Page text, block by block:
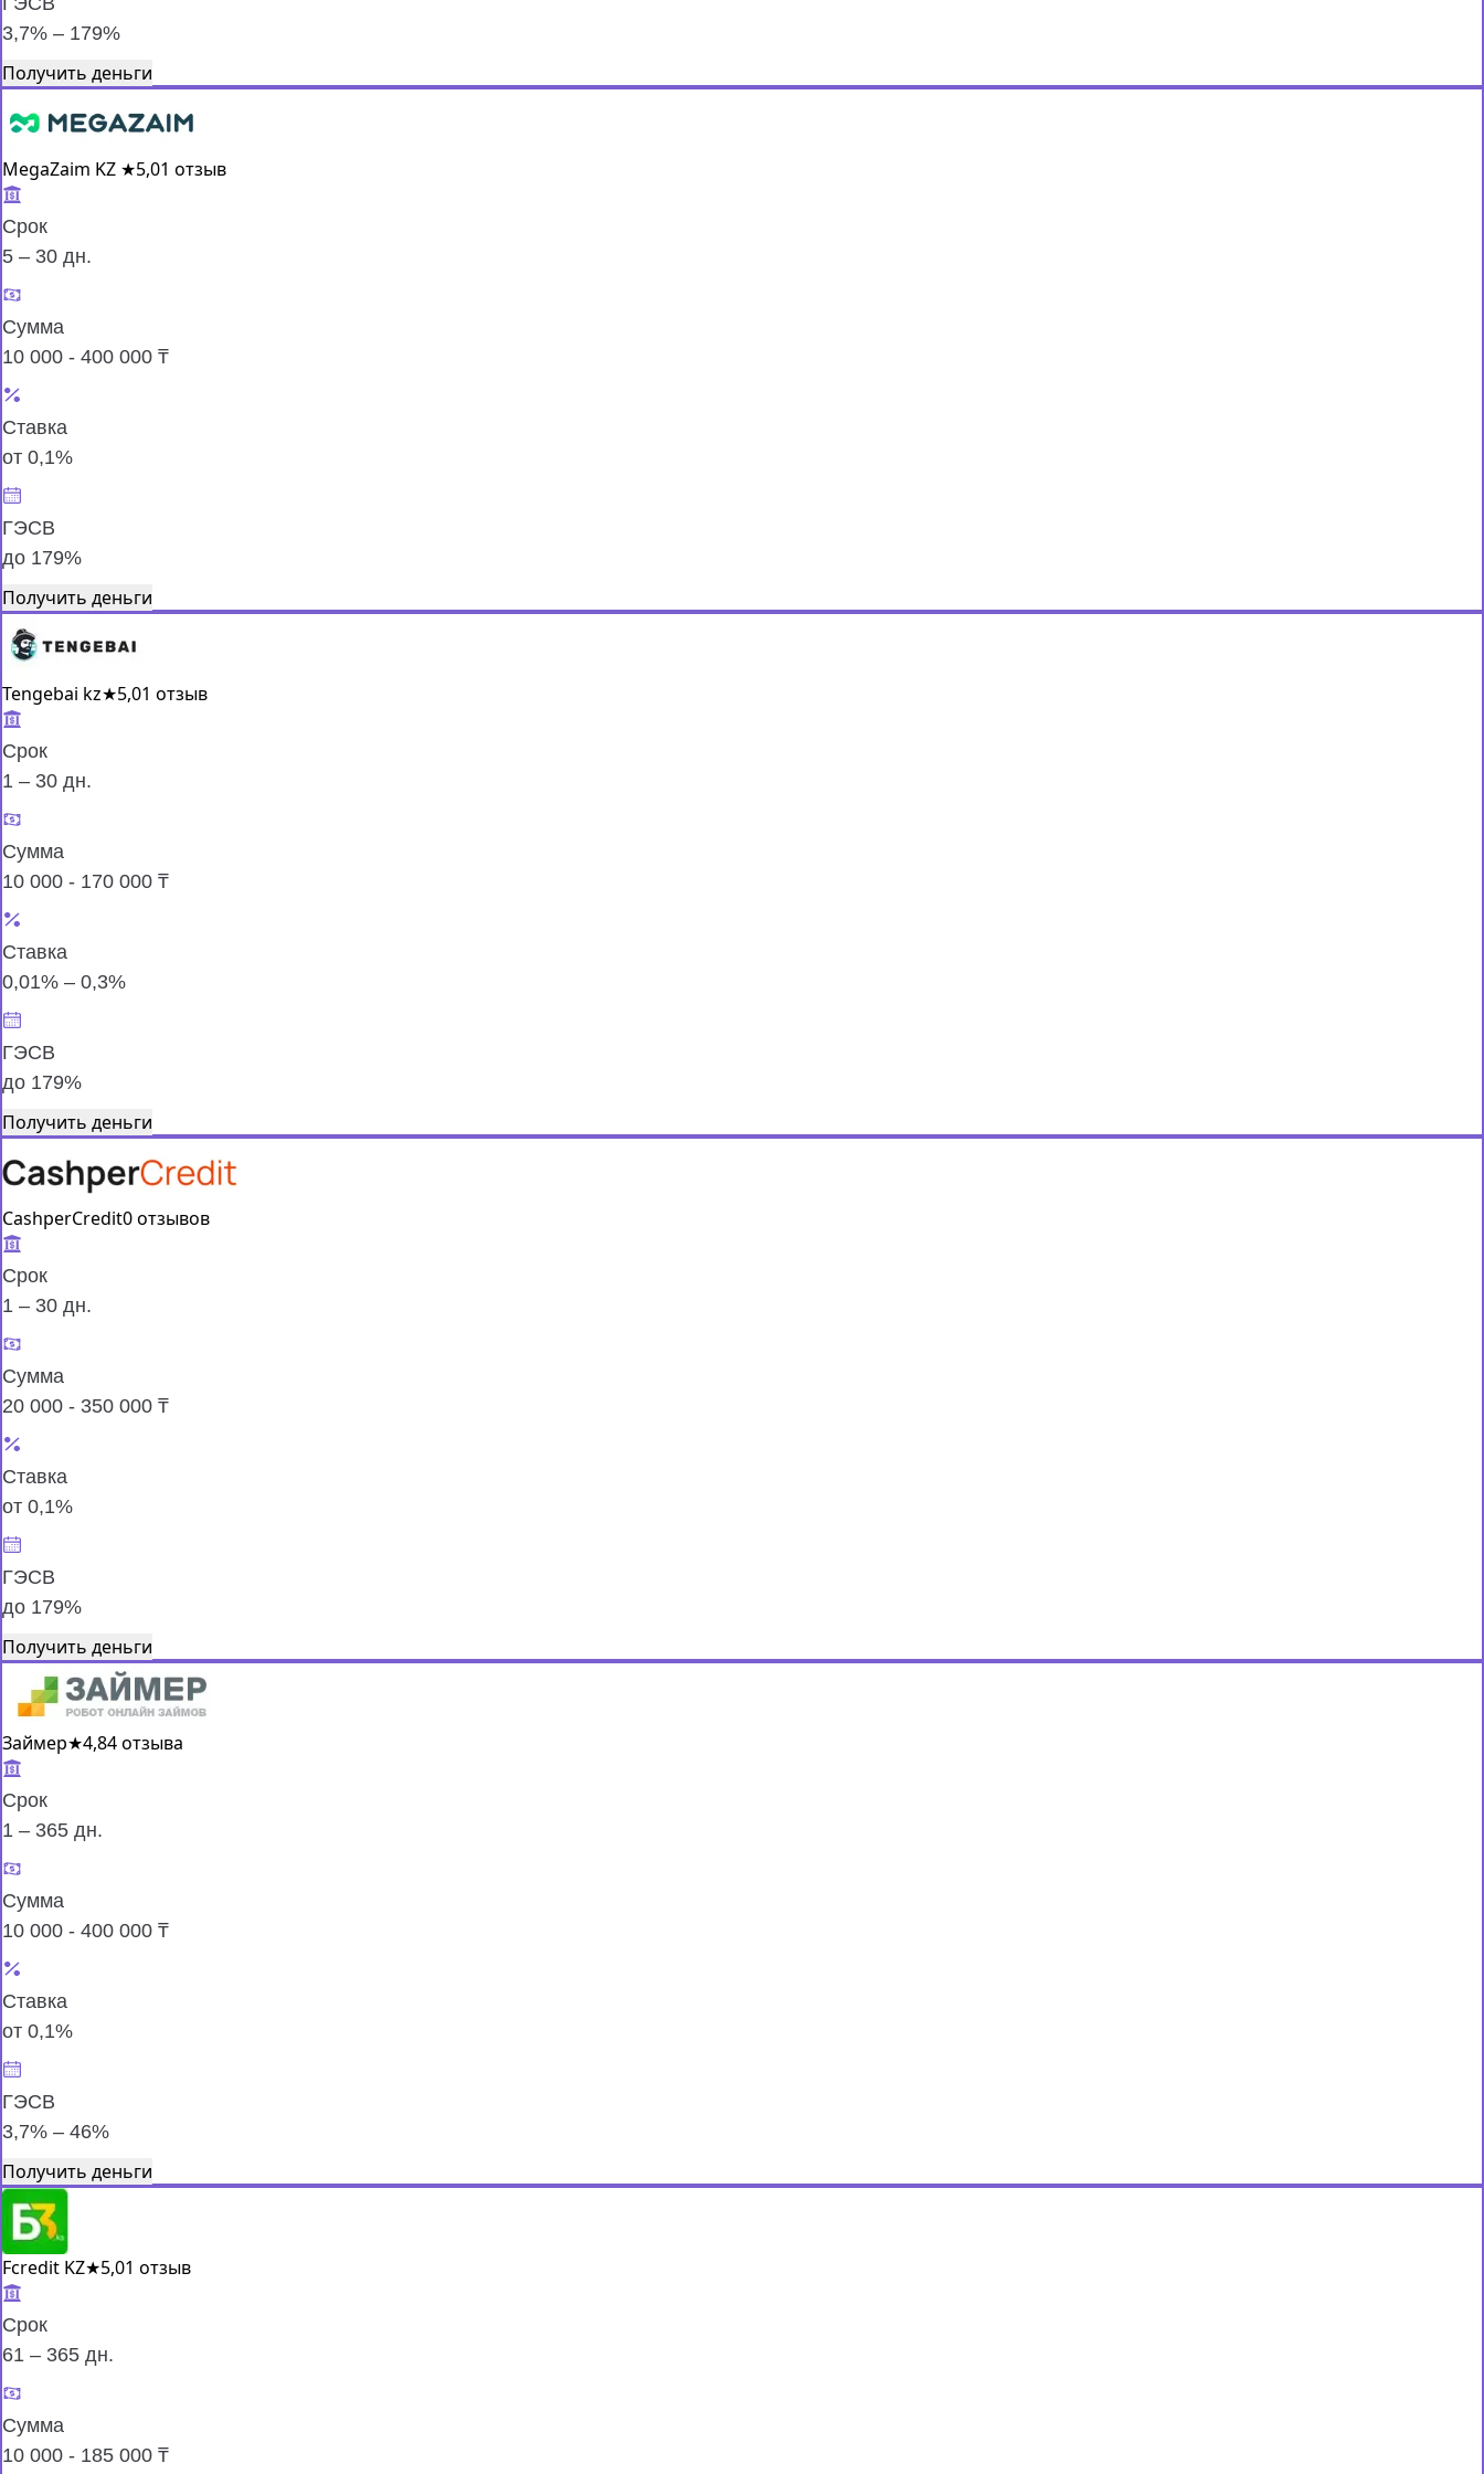
3,7% – 179%
Получить деньги
MegaZaim KZ ★5,01 отзыв
Срок
5 – 30 дн.
Сумма
10 000 - 400 000 ₸
Ставка
от 0,1%
ГЭСВ
до 179%
Получить деньги
Tengebai kz★5,01 отзыв
Срок
1 – 30 дн.
Сумма
10 000 - 170 000 ₸
Ставка
0,01% – 0,3%
ГЭСВ
до 179%
Получить деньги
CashperCredit0 отзывов
Срок
1 – 30 дн.
Сумма
20 000 - 350 000 ₸
Ставка
от 0,1%
ГЭСВ
до 179%
Получить деньги
Займер★4,84 отзыва
Срок
1 – 365 дн.
Сумма
10 000 - 400 000 ₸
Ставка
от 0,1%
ГЭСВ
3,7% – 46%
Получить деньги
Fcredit KZ★5,01 отзыв
Срок
61 – 365 дн.
Сумма
10 000 - 185 000 ₸